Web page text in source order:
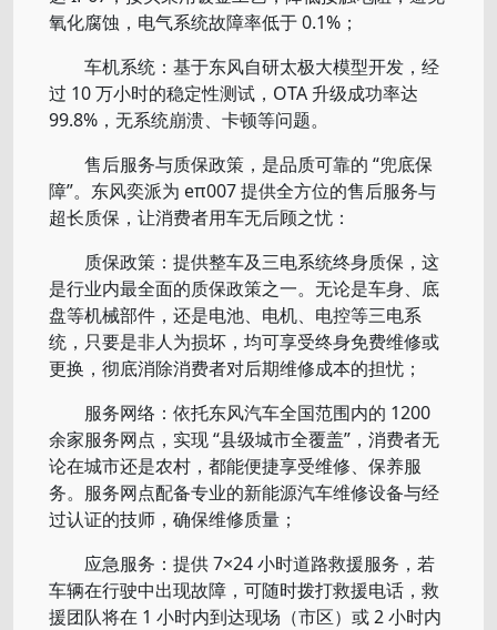
氧化腐蚀，电气系统故障率低于 0.1%；
车机系统：基于东风自研太极大模型开发，经
过 10 万小时的稳定性测试，OTA 升级成功率达
99.8%，无系统崩溃、卡顿等问题。
售后服务与质保政策，是品质可靠的 “兜底保
障”。东风奕派为 eπ007 提供全方位的售后服务与
超长质保，让消费者用车无后顾之忧：
质保政策：提供整车及三电系统终身质保，这
是行业内最全面的质保政策之一。无论是车身、底
盘等机械部件，还是电池、电机、电控等三电系
统，只要是非人为损坏，均可享受终身免费维修或
更换，彻底消除消费者对后期维修成本的担忧；
服务网络：依托东风汽车全国范围内的 1200
余家服务网点，实现 “县级城市全覆盖”，消费者无
论在城市还是农村，都能便捷享受维修、保养服
务。服务网点配备专业的新能源汽车维修设备与经
过认证的技师，确保维修质量；
应急服务：提供 7×24 小时道路救援服务，若
车辆在行驶中出现故障，可随时拨打救援电话，救
援团队将在 1 小时内到达现场（市区）或 2 小时内